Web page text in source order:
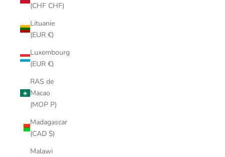
(CHF CHF)
Lituanie
(EUR €)
Luxembourg
(EUR €)
RAS de
Macao
(MOP P)
Madagascar
(CAD $)
Malawi